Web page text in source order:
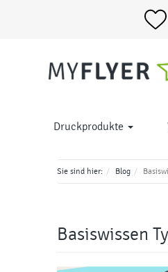
Druckprodukte
Sie sind hier: Blog
Basiswissen